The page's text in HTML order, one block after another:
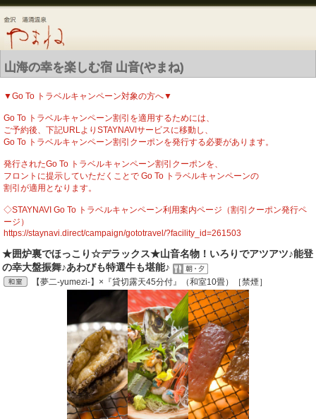
山海の幸を楽しむ宿 山音(やまね)
▼Go To トラベルキャンペーン対象の方へ▼
Go To トラベルキャンペーン割引を適用するためには、
ご予約後、下記URLよりSTAYNAVIサービスに移動し、
Go To トラベルキャンペーン割引クーポンを発行する必要があります。
発行されたGo To トラベルキャンペーン割引クーポンを、
フロントに提示していただくことで Go To トラベルキャンペーンの
割引が適用となります。
◇STAYNAVI Go To トラベルキャンペーン利用案内ページ（割引クーポン発行ペ
ージ）
https://staynavi.direct/campaign/gototravel/?facility_id=261503
★囲炉裏でほっこり☆デラックス★山音名物！いろりでアツアツ♪能登
の幸大盤振舞♪あわびも特選牛も堪能♪
【夢二-yumezi-】×『貸切露天45分付』（和室10畳）［禁煙］